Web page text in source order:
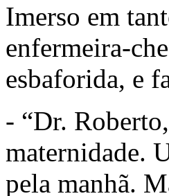
Imerso em
enfermeira-
esbaforida, e
- “Dr.
maternidade.
pela manhã.